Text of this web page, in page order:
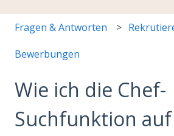
Fragen & Antworten
Bewerbungen
Wie ich die Chef-
Suchfunktion